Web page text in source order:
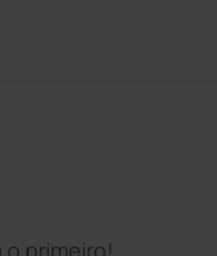
primeiro!